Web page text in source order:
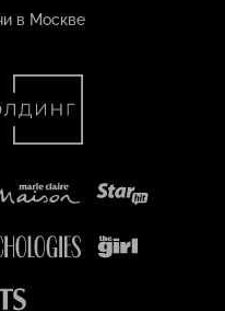
в Москве